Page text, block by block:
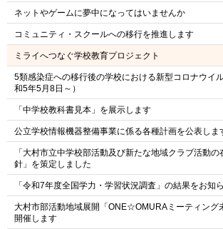
ネットやゲームに夢中になってはいませんか
コミュニティ・スクールへの移行を推進します
ミライへつなぐ学校教育プロジェクト
5類感染症への移行後の学校における新型コロナウイ
和5年5月8日～）
「中学校教科書見本」を展示します
公立学校情報機器整備事業に係る各種計画を公表しま
「大村市立中学校部活動及び新たな地域クラブ活動
針」を策定しました
「令和7年度全国学力・学習状況調査」の結果をお知
大村市部活動地域展開「ONE☆OMURAミーティング
開催します